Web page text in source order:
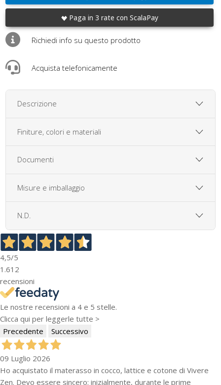
Paga in 3 rate con ScalaPay
Richiedi info su questo prodotto
Acquista telefonicamente
Descrizione
Finiture, colori e materiali
Documenti
Misure e imballaggio
N.D.
4,5/5
1.612
recensioni
Le nostre recensioni a 4 e 5 stelle.
Clicca qui per leggerle tutte >
Precedente
Successivo
09 Luglio 2026
Ho acquistato il materasso in cocco, lattice e cotone di Vivere
Zen. Devo essere sincero: inizialmente, durante le prime